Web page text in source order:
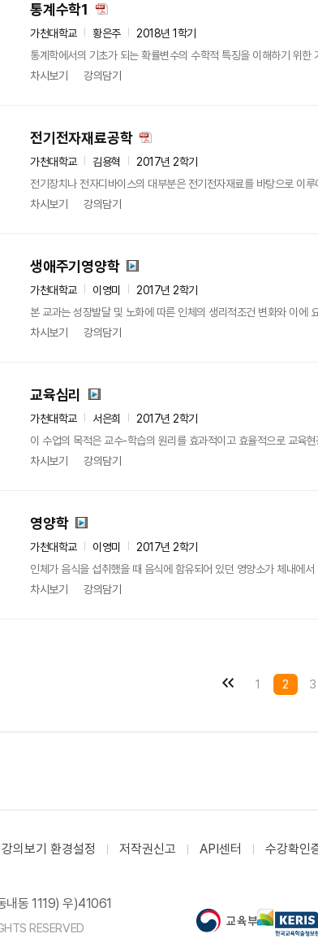
통계수학1
가천대학교 황은주
2018년 1학기
통계학에서의 기초가 되는 확률변수의 수학적 특징을 이해하기 위
차시보기
강의담기
전기전자재료공학
가천대학교 김용혁
2017년 2학기
전기장치나 전자디바이스의 대부분은 전기전자재료를 바탕으로 이
차시보기
강의담기
생애주기영양학
가천대학교 이영미
2017년 2학기
본 교과는 성장발달 및 노화에 따른 인체의 생리적조건 변화와 이에
차시보기
강의담기
교육심리
가천대학교 서은희
2017년 2학기
이 수업의 목적은 교수-학습의 원리를 효과적이고 효율적으로 교육
차시보기
강의담기
영양학
가천대학교 이영미
2017년 2학기
인체가 음식을 섭취했을 때 음식에 함유되어 있던 영양소가 체내에
차시보기
강의담기
1 2 3
강의보기 환경설정 저작권신고 API센터 수강확인
내동 1119) 우)41061
RESERVED